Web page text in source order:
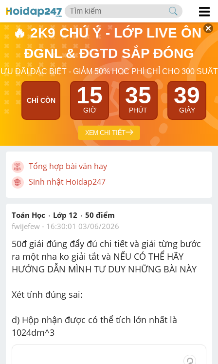
🔥 2K9 CHÚ Ý - LỚP LIVE ÔN
ĐGNL & ĐGTD SẮP ĐÓNG
ƯU ĐÃI ĐẶC BIỆT - GIẢM 50% HỌC PHÍ CHỈ CHO 300 SUẤT
CHỈ CÒN 15
GIỜ
35
PHÚT
38
GIÂY
XEM CHI TIẾT
Tổng hợp bài văn hay
Sinh nhật Hoidap247
Toán Học Lớp 12 50 điểm
fwijefew - 16:30:01 03/06/2026
50đ giải đúng đẩy đủ chi tiết và giải từng bước
ra một nha ko giải tắt và NẾU CÓ THỂ HÃY
HƯỚNG DẪN MÌNH TƯ DUY NHỮNG BÀI NÀY
Xét tính đúng sai:
d) Hộp nhận được có thể tích lớn nhất là
1024dm^3